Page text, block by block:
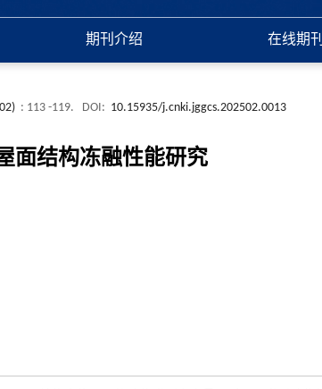
期刊介绍 在线期刊
: 113 -119. DOI: 10.15935/j.cnki.jggcs.202502.0013
面结构冻融性能研究